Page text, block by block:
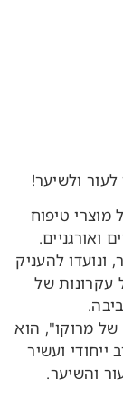
ולשיער!
מוצרי טיפוח
ואורגניים.
ונועדו להעניק
עקרונות של
של מרוקו", הוא
ועשיר
והשיער.